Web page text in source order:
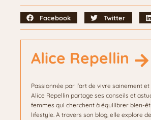
Facebook Twitter
Alice Repellin
Passionnée par l’art de vivre sainement
Alice Repellin partage ses conseils et
femmes qui cherchent à équilibrer bien-
lifestyle. À travers son blog, elle explore